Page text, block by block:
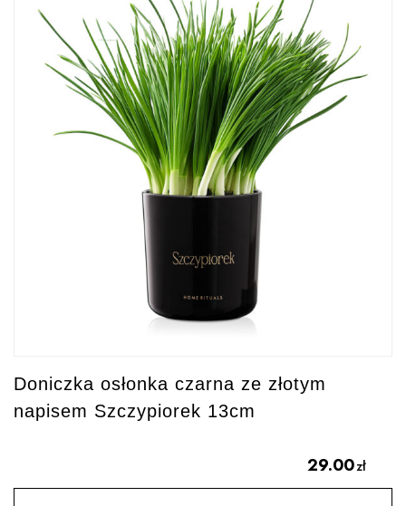
Doniczka osłonka czarna ze złotym
napisem Szczypiorek 13cm
29.00zł